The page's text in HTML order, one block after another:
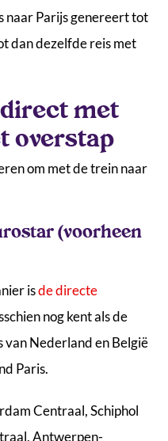
naar Parijs genereert tot
dan dezelfde reis met
met
overstap
om met de trein naar
(voorheen
isde directe
nog kent als de
Nederland en België
Paris.
Centraal, Schiphol
Antwerpen-